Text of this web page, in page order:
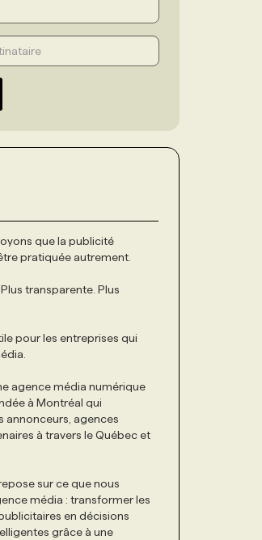
que la publicité
pratiquée autrement.
transparente. Plus
pour les entreprises qui
agence média numérique
à Montréal qui
annonceurs, agences
à travers le Québec et
sur ce que nous
média : transformer les
en décisions
grâce à une